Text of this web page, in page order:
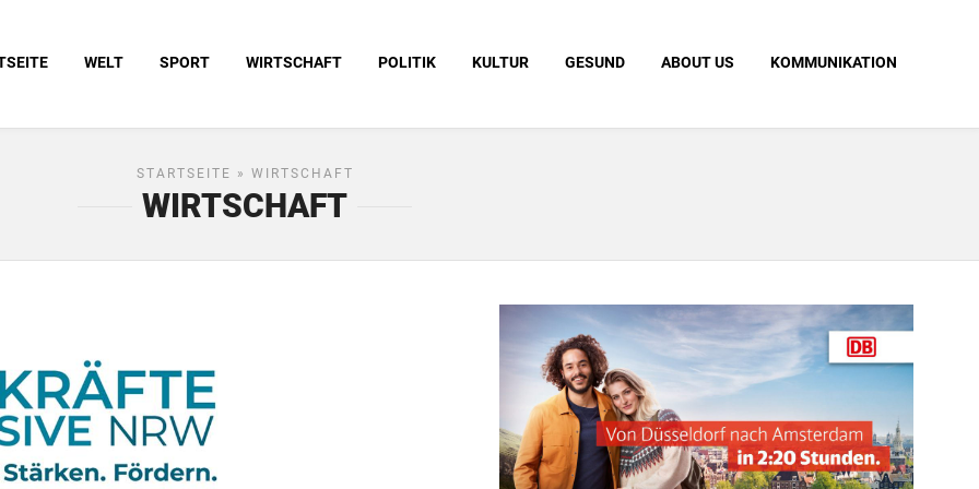
WELT SPORT WIRTSCHAFT POLITIK KULTUR GESUND ABOUT US KOMMUNIKATION
STARTSEITE » WIRTSCHAFT
WIRTSCHAFT